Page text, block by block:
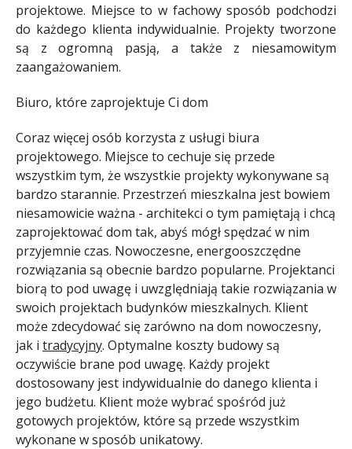
projektowe. Miejsce to w fachowy sposób podchodzi
do każdego klienta indywidualnie. Projekty tworzone
są z ogromną pasją, a także z niesamowitym
zaangażowaniem.
Biuro, które zaprojektuje Ci dom
Coraz więcej osób korzysta z usługi biura
projektowego. Miejsce to cechuje się przede
wszystkim tym, że wszystkie projekty wykonywane są
bardzo starannie. Przestrzeń mieszkalna jest bowiem
niesamowicie ważna - architekci o tym pamiętają i chcą
zaprojektować dom tak, abyś mógł spędzać w nim
przyjemnie czas. Nowoczesne, energooszczędne
rozwiązania są obecnie bardzo popularne. Projektanci
biorą to pod uwagę i uwzględniają takie rozwiązania w
swoich projektach budynków mieszkalnych. Klient
może zdecydować się zarówno na dom nowoczesny,
jak i tradycyjny. Optymalne koszty budowy są
oczywiście brane pod uwagę. Każdy projekt
dostosowany jest indywidualnie do danego klienta i
jego budżetu. Klient może wybrać spośród już
gotowych projektów, które są przede wszystkim
wykonane w sposób unikatowy.